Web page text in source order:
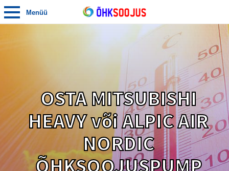
Menüü
OSTA MITSUBISHI
HEAVY või ALPIC AIR
NORDIC
ÕHKSOOJUSPUMP